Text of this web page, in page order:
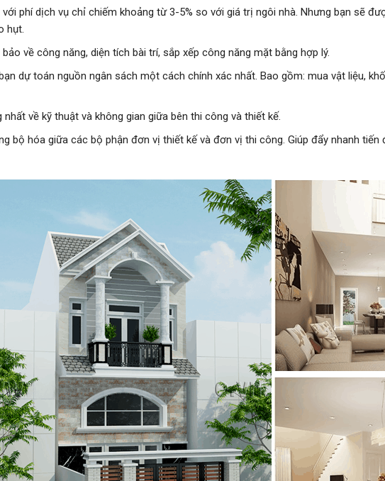
phí dịch vụ chỉ chiếm khoảng từ 3-5% so với giá trị ngôi nhà. Nhưng bạn sẽ
hụt.
về công năng, diện tích bài trí, sắp xếp công năng mặt bằng hợp lý.
dự toán nguồn ngân sách một cách chính xác nhất. Bao gồm: mua vật liệu,
về kỹ thuật và không gian giữa bên thi công và thiết kế.
bộ hóa giữa các bộ phận đơn vị thiết kế và đơn vị thi công. Giúp đẩy nhanh